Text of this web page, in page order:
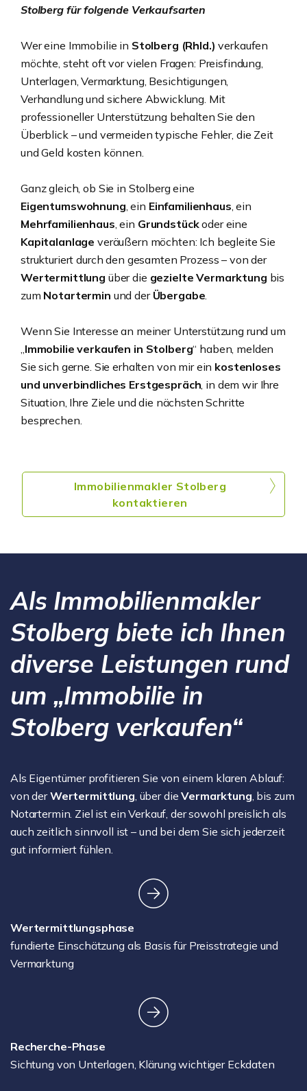
Stolberg für folgende Verkaufsarten
Wer eine Immobilie in Stolberg (Rhld.) verkaufen
möchte, steht oft vor vielen Fragen: Preisfindung,
Unterlagen, Vermarktung, Besichtigungen,
Verhandlung und sichere Abwicklung. Mit
professioneller Unterstützung behalten Sie den
Überblick – und vermeiden typische Fehler, die Zeit
und Geld kosten können.
Ganz gleich, ob Sie in Stolberg eine
Eigentumswohnung, ein Einfamilienhaus, ein
Mehrfamilienhaus, ein Grundstückoder eine
Kapitalanlage veräußern möchten: Ich begleite Sie
strukturiert durch den gesamten Prozess – von der
Wertermittlung über die gezielte Vermarktung bis
zum Notartermin und der Übergabe.
Wenn Sie Interesse an meiner Unterstützung rund um
„Immobilie verkaufen in Stolberg“ haben, melden
Sie sich gerne. Sie erhalten von mir ein kostenloses
und unverbindliches Erstgespräch, in dem wir Ihre
Situation, Ihre Ziele und die nächsten Schritte
besprechen.
Immobilienmakler Stolberg
kontaktieren
Als Immobilienmakler
Stolberg biete ich Ihnen
diverse Leistungen rund
um „Immobilie in
Stolberg verkaufen“
Als Eigentümer profitieren Sie von einem klaren Ablauf:
von derWertermittlung, über dieVermarktung, bis zum
Notartermin. Ziel ist ein Verkauf, der sowohl preislich als
auch zeitlich sinnvoll ist – und bei dem Sie sich jederzeit
gut informiert fühlen.
Wertermittlungsphase
fundierte Einschätzung als Basis für Preisstrategie und
Vermarktung
Recherche-Phase
Sichtung von Unterlagen, Klärung wichtiger Eckdaten